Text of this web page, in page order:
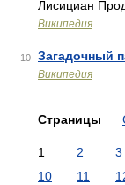
Лисициан
Википедия
10 Загадочный
Википедия
Страницы
1 2 3
10
11